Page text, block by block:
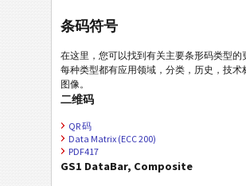
条码符号
在这里，您可以找到有关主要条形码类型的
每种类型都有应用领域，分类，历史，技术
图像。
二维码
QR 码
Data Matrix (ECC 200)
PDF417
GS1 DataBar, Composite